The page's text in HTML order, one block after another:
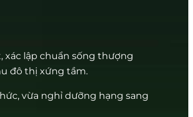
xác lập chuẩn sống thượng
đô thị xứng tầm.
vừa nghỉ dưỡng hạng sang